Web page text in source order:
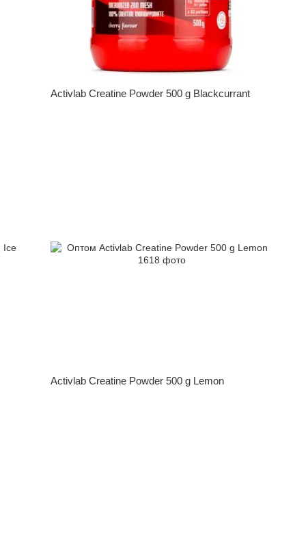
Activlab Creatine Powder 500 g Blackcurrant
Activlab Creatine Powder 500 g Lemon